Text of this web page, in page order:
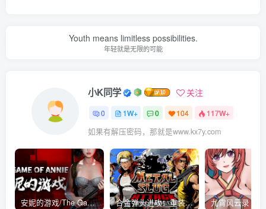
Youth means limitless possibilities.
年轻就是无限的可能
小K同学 关注
0 1W+ 0 104 117W+
如果有解压密码，那就是www.kx7y.com
安妮的游戏/The Game of Annie v0.99981|射击动作|容量14.6GB|免安装绿色中文版 合金弹头进攻：重装上阵/METAL SLUG ATTACK RELOADED Build.16214511|策略模拟|容量2.7GB|免安装绿色中文版